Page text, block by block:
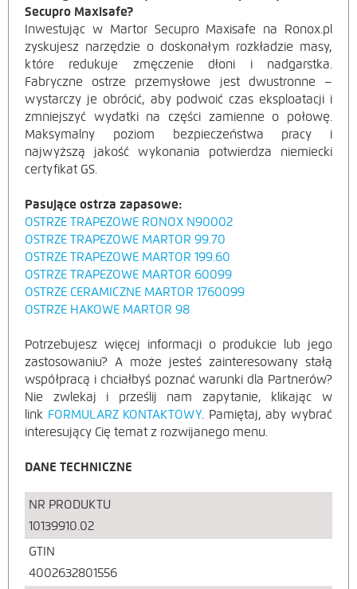
Secupro Maxisafe?
Inwestując w Martor Secupro Maxisafe na Ronox.pl
zyskujesz narzędzie o doskonałym rozkładzie masy,
które redukuje zmęczenie dłoni i nadgarstka.
Fabryczne ostrze przemysłowe jest dwustronne –
wystarczy je obrócić, aby podwoić czas eksploatacji i
zmniejszyć wydatki na części zamienne o połowę.
Maksymalny poziom bezpieczeństwa pracy i
najwyższą jakość wykonania potwierdza niemiecki
certyfikat GS.
Pasujące ostrza zapasowe:
OSTRZE TRAPEZOWE RONOX N90002
OSTRZE TRAPEZOWE MARTOR 99.70
OSTRZE TRAPEZOWE MARTOR 199.60
OSTRZE TRAPEZOWE MARTOR 60099
OSTRZE CERAMICZNE MARTOR 1760099
OSTRZE HAKOWE MARTOR 98
Potrzebujesz więcej informacji o produkcie lub jego
zastosowaniu? A może jesteś zainteresowany stałą
współpracą i chciałbyś poznać warunki dla Partnerów?
Nie zwlekaj i prześlij nam zapytanie, klikając w
link FORMULARZ KONTAKTOWY. Pamiętaj, aby wybrać
interesujący Cię temat z rozwijanego menu.
DANE TECHNICZNE
NR PRODUKTU
10139910.02
GTIN
4002632801556